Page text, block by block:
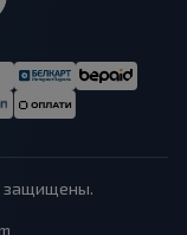
защищены.